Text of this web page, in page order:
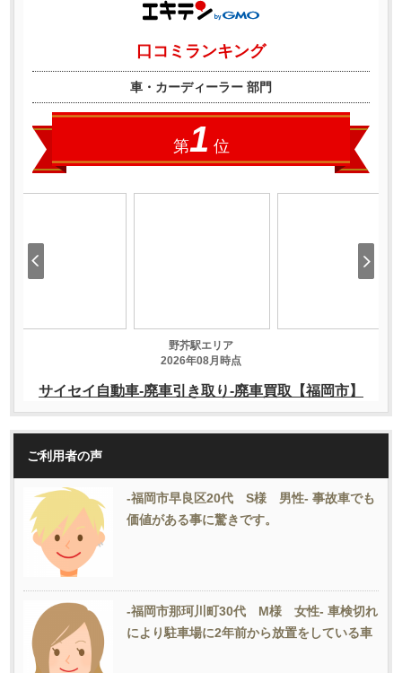
ご利用者の声
-福岡市早良区20代 S様 男性- 事故車でも
価値がある事に驚きです。
-福岡市那珂川町30代 M様 女性- 車検切れ
により駐車場に2年前から放置をしている車